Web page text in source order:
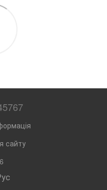
сайту